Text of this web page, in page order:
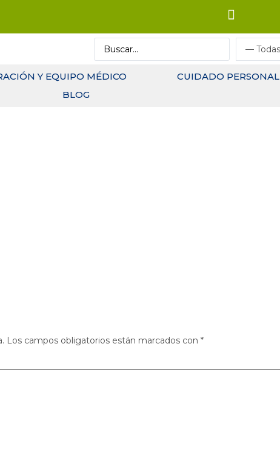
Y EQUIPO MÉDICO CUIDADO PERSONAL
BLOG
Los campos obligatorios están marcados con *